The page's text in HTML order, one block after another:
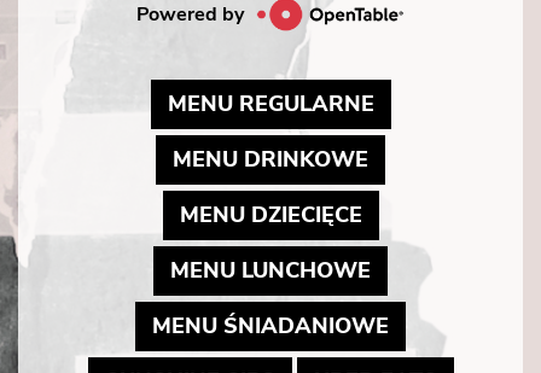
Powered by
MENU REGULARNEMAY LINK TO
MENU DRINKOWE
MENU DZIECIĘCEMAY LINK TO
MENU LUNCHOWE MAY LINK TO
MENU ŚNIADANIOWE MAY LINK